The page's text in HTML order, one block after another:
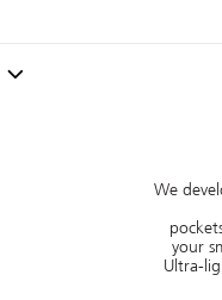
We
5
your
Ultra-